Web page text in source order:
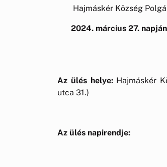
Hajmáskér Község
2024. március 27. napján
Az ülés helye:Hajmáskér
utca 31.)
Az ülés napirendje: